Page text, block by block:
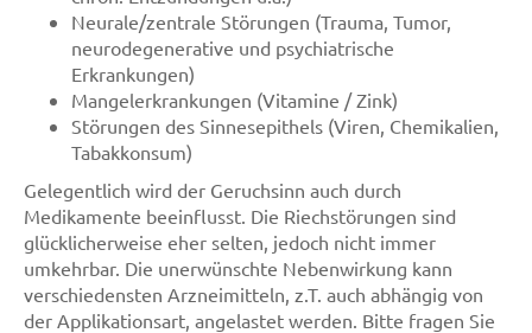
Neurale/zentrale Störungen (Trauma, Tumor,
neurodegenerative und psychiatrische
Erkrankungen)
Mangelerkrankungen (Vitamine / Zink)
Störungen des Sinnesepithels (Viren, Chemikalien,
Tabakkonsum)
Gelegentlich wird der Geruchsinn auch durch
Medikamente beeinflusst. Die Riechstörungen sind
glücklicherweise eher selten, jedoch nicht immer
umkehrbar. Die unerwünschte Nebenwirkung kann
verschiedensten Arzneimitteln, z.T. auch abhängig von
der Applikationsart, angelastet werden. Bitte fragen Sie